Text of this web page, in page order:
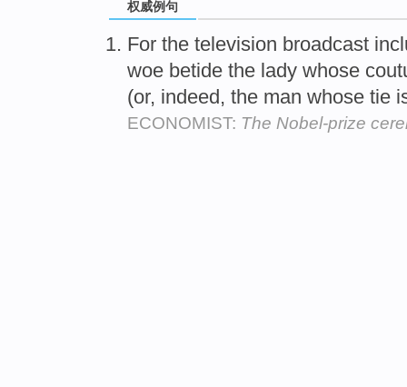
权威例句
For the television broadcast
woe betide the lady whose
(or, indeed, the man whose tie
ECONOMIST: The Nobel-prize